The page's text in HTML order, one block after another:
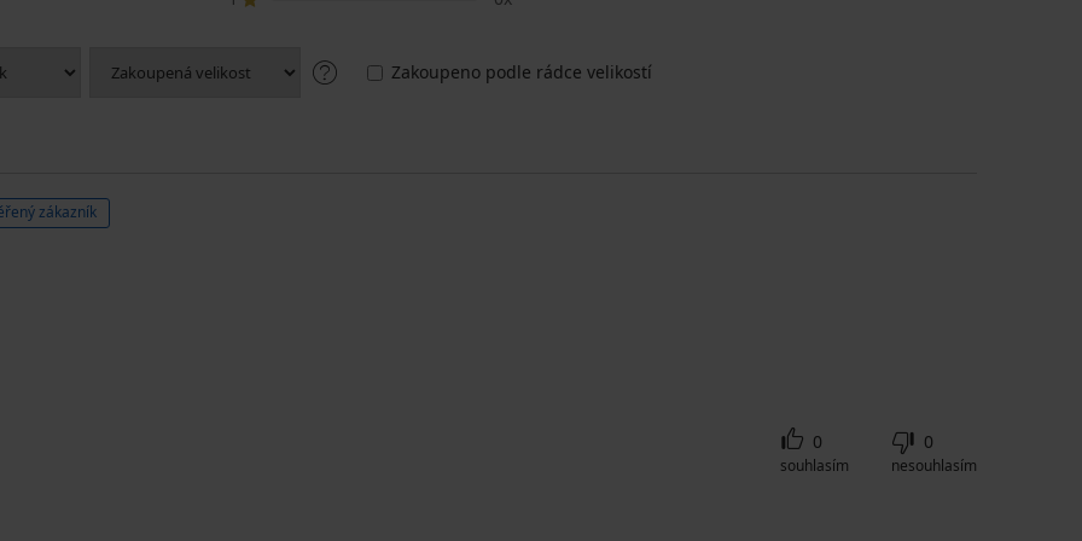
Zakoupeno podle rádce velikostí
zákazník
0
souhlasím
0
nesouhlasím